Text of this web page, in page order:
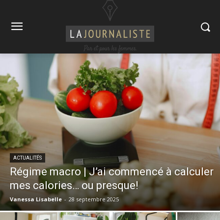
ACTUALITÉS
Régime macro | J’ai commencé à calculer
mes calories… ou presque!
Vanessa Lisabelle - 28 septembre 2025